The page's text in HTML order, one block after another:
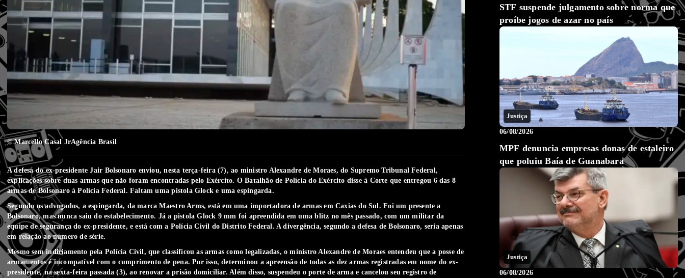
© Marcello Casal JrAgência Brasil
A defesa do ex-presidente Jair Bolsonaro enviou, nesta terça-feira (7), ao ministro Alexandre de Moraes, do Supremo Tribunal Federal,
explicações sobre duas armas que não foram encontradas pelo Exército. O Batalhão de Polícia do Exército disse à Corte que entregou 6 das 8
armas de Bolsonaro à Polícia Federal. Faltam uma pistola Glock e uma espingarda.
Segundo os advogados, a espingarda, da marca Maestro Arms, está em uma importadora de armas em Caxias do Sul.Foi um presente a
Bolsonaro, mas nunca saiu do estabelecimento. Já a pistola Glock 9 mm foi apreendida em uma blitz no mês passado, com um militar da
equipe de segurança do ex-presidente, e está com a Polícia Civil do Distrito Federal. A divergência, segundo a defesa de Bolsonaro, seria apenas
em relação ao número de série.
Mesmo sem indiciamento pela Polícia Civil, que classificou as armas como legalizadas,o ministro Alexandre de Moraes entendeu que a posse de
armamentos é incompatível com o cumprimento de pena. Por isso, determinou a apreensão de todas as dez armas registradas em nome do ex-
presidente, na sexta-feira passada (3), ao renovar a prisão domiciliar. Além disso, suspendeu o porte de arma e cancelou seu registro de
STF suspende julgamento sobre norma que
proíbe jogos de azar no país
Justiça
06/08/2026
MPF denuncia empresas donas de estaleiro
que poluiu Baía de Guanabara
Justiça
06/08/2026